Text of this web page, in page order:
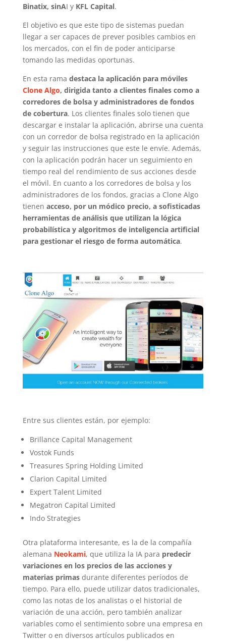
Binatix, sinAI yKFL Capital.
El objetivo es que este tipo de sistemas puedan
llegar a ser capaces de prever posibles cambios en
los mercados, con el fin de poder anticiparse
tomando las medidas oportunas.
En esta rama destaca la aplicación para móviles
Clone Algo, dirigida tanto a clientes finales como a
corredores de bolsa y administradores de fondos
de cobertura. Los clientes finales solo tienen que
descargar e instalar la aplicación, abrirse una cuenta
con un corredor de bolsa registrado en la aplicación
y seguir las instrucciones que este le envíe. Además,
con la aplicación podrán hacer un seguimiento en
tiempo real del rendimiento de sus acciones desde
el móvil. En cuanto a los corredores de bolsa y los
administradores de los fondos, gracias a Clone Algo
tienen acceso, por un módico precio, a sofisticadas
herramientas de análisis que utilizan la lógica
probabilística y algoritmos de inteligencia artificial
para gestionar el riesgo de forma automática.
Entre sus clientes están, por ejemplo:
Brillance Capital Management
Vostok Funds
Treasures Spring Holding Limited
Clarion Capital Limited
Expert Talent Limited
Megatron Capital Limited
Indo Strategies
Otra plataforma interesante, es la de la compañía
alemana Neokami, que utiliza la IA para predecir
variaciones en los precios de las acciones y
materias primasdurante diferentes períodos de
tiempo. Para ello, puede utilizar datos tradicionales,
como las notas de los analistas o el historial de
variación de una acción, pero también analizar
variables como el sentimiento sobre una empresa en
Twitter o en diversos artículos publicados en